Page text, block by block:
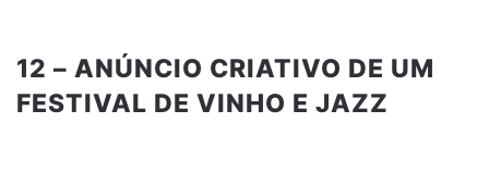
12 – ANÚNCIO CRIATIVO DE UM
FESTIVAL DE VINHO E JAZZ